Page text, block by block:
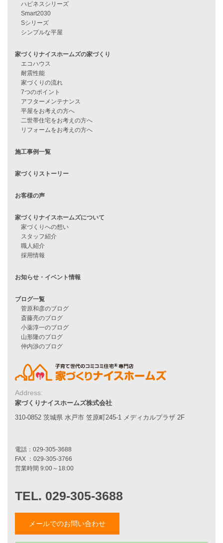
資料請求
見学会情報
住宅ローン審査に落ちた方・
住宅ローンのよくある質問
WOOD BOX
自由設計注文住宅
ハピネスシリーズ
Smart2030
家づくりナイスホームズの家づくり
エコハウス
耐震性能
家づくりの流れ
7つのポイント
アフターメンテナンス
二世帯住宅をお考えの方へ
リフォームをお考えの方へ
施工事例一覧
お客様の声
スタッフ紹介
採用情報
Address:
家づくりナイスホームズ株式会社
310-0852 茨城県 水戸市 笠原町245-1 メディカルプラザ 2F
メールでのお問い合わせ